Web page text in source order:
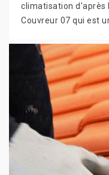
climatisation d'après
Couvreur 07 qui est